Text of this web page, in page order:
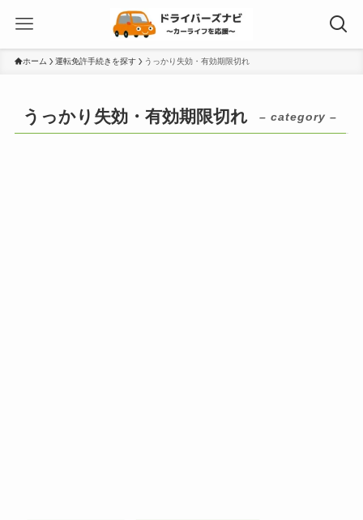
ホーム 運転免許手続きを探す うっかり失効・有効期限切れ
うっかり失効・有効期限切れ – category –